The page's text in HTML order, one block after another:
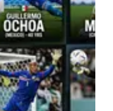
en agua
endurecido. El
después de estar
el agua.